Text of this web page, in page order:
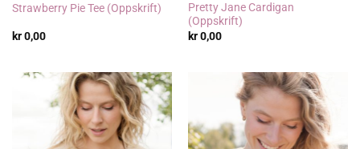
Strawberry Pie Tee (Oppskrift)
kr0,00
Pretty Jane Cardigan
(Oppskrift)
kr0,00